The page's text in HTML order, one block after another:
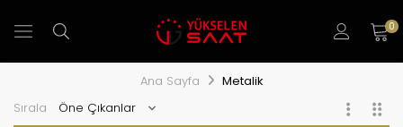
0
Ana Sayfa Metalik
Sırala